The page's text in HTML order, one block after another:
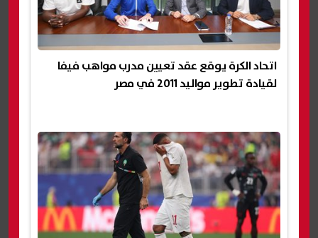
اتحاد الكرة يوقع عقد تعيين مدرب مواهب فيفا
لقيادة تطوير مواليد 2011 في مصر